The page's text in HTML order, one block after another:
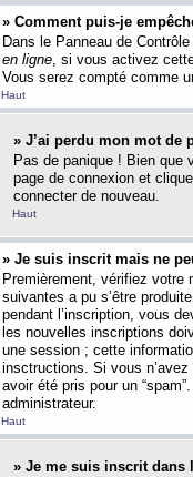
» Comment puis-je
Dans le Panneau de
en ligne, si vous activez
Vous serez compté comme
Haut
» J’ai perdu mon mot de
Pas de panique ! Bien que
page de connexion et
connecter de nouveau.
Haut
» Je suis inscrit mais ne
Premièrement, vérifiez votre
suivantes a pu s’être
pendant l’inscription, vous
les nouvelles inscriptions
une session ; cette
insctructions. Si vous
avoir été pris pour un
administrateur.
Haut
» Je me suis inscrit dans